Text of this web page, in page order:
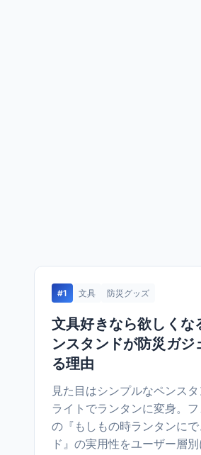
#1 文具 防災グッズ
文具好きなら欲しくな
ンスタンドが防災ガジ
る理由
見た目はシンプルなペンス
ライトでランタンに変身。
の『もしもの時ランタンに
ド』の実用性をユーザー層